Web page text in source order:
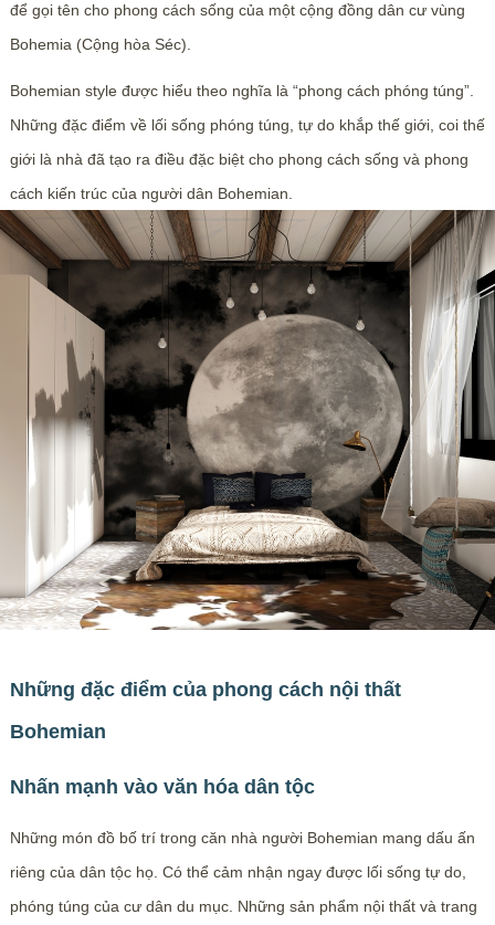
để gọi tên cho phong cách sống của một cộng đồng dân cư vùng
Bohemia (Cộng hòa Séc).
Bohemian style được hiểu theo nghĩa là “phong cách phóng túng”.
Những đặc điểm về lối sống phóng túng, tự do khắp thế giới, coi thế
giới là nhà đã tạo ra điều đặc biệt cho phong cách sống và phong
cách kiến trúc của người dân Bohemian.
Những đặc điểm của phong cách nội thất
Bohemian
Nhấn mạnh vào văn hóa dân tộc
Những món đồ bố trí trong căn nhà người Bohemian mang dấu ấn
riêng của dân tộc họ. Có thể cảm nhận ngay được lối sống tự do,
phóng túng của cư dân du mục. Những sản phẩm nội thất và trang